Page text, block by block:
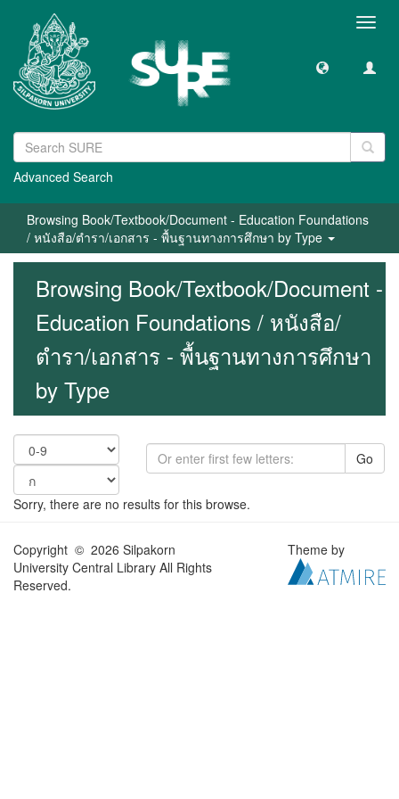
Advanced Search
Browsing Book/Textbook/Document - Education Foundations
/ หนังสือ/ตำรา/เอกสาร - พื้นฐานทางการศึกษา by Type
Browsing Book/Textbook/Document -
Education Foundations / หนังสือ/
ตำรา/เอกสาร - พื้นฐานทางการศึกษา
by Type
Go
Sorry, there are no results for this browse.
Copyright © 2026 Silpakorn
University Central Library All Rights
Reserved.
Theme by